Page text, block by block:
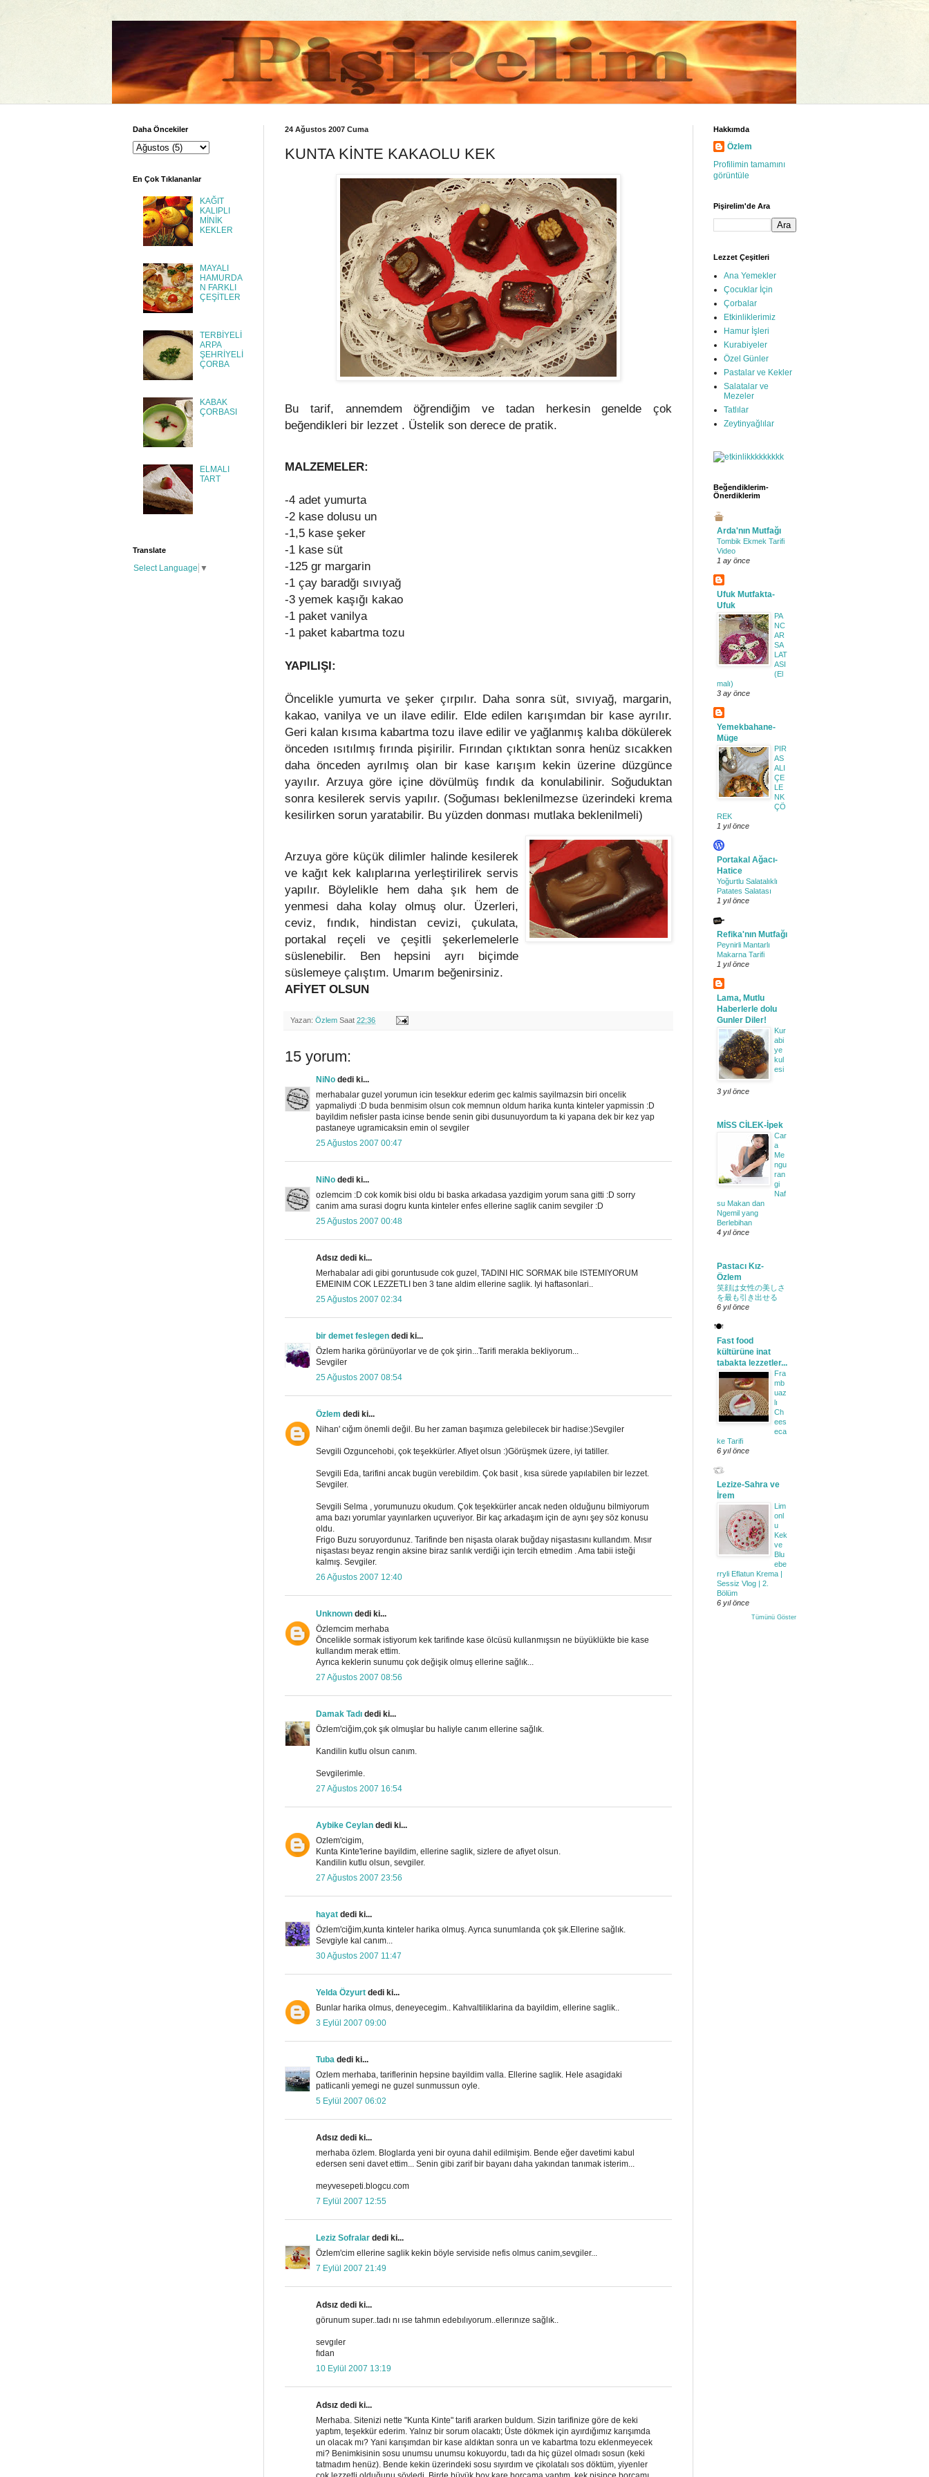
24 Ağustos 2007 Cuma
KUNTA KİNTE KAKAOLU KEK
Bu tarif, annemdem öğrendiğim ve tadan herkesin genelde çok
beğendikleri bir lezzet . Üstelik son derece de pratik.
MALZEMELER:
-4 adet yumurta
-2 kase dolusu un
-1,5 kase şeker
-1 kase süt
-125 gr margarin
-1 çay baradğı sıvıyağ
-3 yemek kaşığı kakao
-1 paket vanilya
-1 paket kabartma tozu
YAPILIŞI:
Öncelikle yumurta ve şeker çırpılır. Daha sonra süt, sıvıyağ, margarin,
kakao, vanilya ve un ilave edilir. Elde edilen karışımdan bir kase ayrılır.
Geri kalan kısıma kabartma tozu ilave edilir ve yağlanmış kalıba dökülerek
önceden ısıtılmış fırında pişirilir. Fırından çıktıktan sonra henüz sıcakken
daha önceden ayrılmış olan bir kase karışım kekin üzerine düzgünce
yayılır. Arzuya göre içine dövülmüş fındık da konulabilinir. Soğuduktan
sonra kesilerek servis yapılır. (Soğuması beklenilmezse üzerindeki krema
kesilirken sorun yaratabilir. Bu yüzden donması mutlaka beklenilmeli)
Arzuya göre küçük dilimler halinde kesilerek
ve kağıt kek kalıplarına yerleştirilirek servis
yapılır. Böylelikle hem daha şık hem de
yenmesi daha kolay olmuş olur. Üzerleri,
ceviz, fındık, hindistan cevizi, çukulata,
portakal reçeli ve çeşitli şekerlemelerle
süslenebilir. Ben hepsini ayrı biçimde
süslemeye çalıştım. Umarım beğenirsiniz.
AFİYET OLSUN
Yazan: Özlem Saat 22:36
15 yorum:
NiNo dedi ki...
merhabalar guzel yorumun icin tesekkur ederim gec kalmis sayilmazsin biri oncelik
yapmaliydi :D buda benmisim olsun cok memnun oldum harika kunta kinteler yapmissin :D
bayildim nefisler pasta icinse bende senin gibi dusunuyordum ta ki yapana dek bir kez yap
pastaneye ugramicaksin emin ol sevgiler
25 Ağustos 2007 00:47
NiNo dedi ki...
ozlemcim :D cok komik bisi oldu bi baska arkadasa yazdigim yorum sana gitti :D sorry
canim ama surasi dogru kunta kinteler enfes ellerine saglik canim sevgiler :D
25 Ağustos 2007 00:48
Adsız dedi ki...
Merhabalar adi gibi goruntusude cok guzel, TADINI HIC SORMAK bile ISTEMIYORUM
EMEINIM COK LEZZETLI ben 3 tane aldim ellerine saglik. Iyi haftasonlari..
25 Ağustos 2007 02:34
bir demet feslegen dedi ki...
Özlem harika görünüyorlar ve de çok şirin...Tarifi merakla bekliyorum...
Sevgiler
25 Ağustos 2007 08:54
Özlem dedi ki...
Nihan' cığım önemli değil. Bu her zaman başımıza gelebilecek bir hadise:)Sevgiler
Sevgili Ozguncehobi, çok teşekkürler. Afiyet olsun :)Görüşmek üzere, iyi tatiller.
Sevgili Eda, tarifini ancak bugün verebildim. Çok basit , kısa sürede yapılabilen bir lezzet.
Sevgiler.
Sevgili Selma , yorumunuzu okudum. Çok teşekkürler ancak neden olduğunu bilmiyorum
ama bazı yorumlar yayınlarken uçuveriyor. Bir kaç arkadaşım için de aynı şey söz konusu
oldu.
Frigo Buzu soruyordunuz. Tarifinde ben nişasta olarak buğday nişastasını kullandım. Mısır
nişastası beyaz rengin aksine biraz sarılık verdiği için tercih etmedim . Ama tabii isteği
kalmış. Sevgiler.
26 Ağustos 2007 12:40
Unknown dedi ki...
Özlemcim merhaba
Öncelikle sormak istiyorum kek tarifinde kase ölcüsü kullanmışsın ne büyüklükte bie kase
kullandım merak ettim.
Ayrıca keklerin sunumu çok değişik olmuş ellerine sağlık...
27 Ağustos 2007 08:56
Damak Tadı dedi ki...
Özlem'ciğim,çok şık olmuşlar bu haliyle canım ellerine sağlık.
Kandilin kutlu olsun canım.
Sevgilerimle.
27 Ağustos 2007 16:54
Aybike Ceylan dedi ki...
Ozlem'cigim,
Kunta Kinte'lerine bayildim, ellerine saglik, sizlere de afiyet olsun.
Kandilin kutlu olsun, sevgiler.
27 Ağustos 2007 23:56
hayat dedi ki...
Özlem'ciğim,kunta kinteler harika olmuş. Ayrıca sunumlarıda çok şık.Ellerine sağlık.
Sevgiyle kal canım...
30 Ağustos 2007 11:47
Yelda Özyurt dedi ki...
Bunlar harika olmus, deneyecegim.. Kahvaltiliklarina da bayildim, ellerine saglik..
3 Eylül 2007 09:00
Tuba dedi ki...
Ozlem merhaba, tariflerinin hepsine bayildim valla. Ellerine saglik. Hele asagidaki
patlicanli yemegi ne guzel sunmussun oyle.
5 Eylül 2007 06:02
Adsız dedi ki...
merhaba özlem. Bloglarda yeni bir oyuna dahil edilmişim. Bende eğer davetimi kabul
edersen seni davet ettim... Senin gibi zarif bir bayanı daha yakından tanımak isterim...
meyvesepeti.blogcu.com
7 Eylül 2007 12:55
Leziz Sofralar dedi ki...
Özlem'cim ellerine saglik kekin böyle serviside nefis olmus canim,sevgiler...
7 Eylül 2007 21:49
Adsız dedi ki...
görunum super..tadı nı ıse tahmın edebılıyorum..ellerınıze sağlık..
sevgıler
fıdan
10 Eylül 2007 13:19
Adsız dedi ki...
Merhaba. Sitenizi nette "Kunta Kinte" tarifi ararken buldum. Sizin tarifinize göre de keki
yaptım, teşekkür ederim. Yalnız bir sorum olacaktı; Üste dökmek için ayırdığımız karışımda
un olacak mı? Yani karışımdan bir kase aldıktan sonra un ve kabartma tozu eklenmeyecek
mi? Benimkisinin sosu unumsu unumsu kokuyordu, tadı da hiç güzel olmadı sosun (keki
tatmadım henüz). Bende kekin üzerindeki sosu sıyırdım ve çikolatalı sos döktüm, yiyenler
Daha Öncekiler
En Çok Tıklananlar
KAĞIT
KALIPLI
MİNİK
KEKLER
MAYALI
HAMURDA
N FARKLI
ÇEŞİTLER
TERBİYELİ
ARPA
ŞEHRİYELİ
ÇORBA
KABAK
ÇORBASI
ELMALI
TART
Translate
Select Language ▼
Hakkımda
Özlem
Profilimin tamamını
görüntüle
Pişirelim'de Ara
Lezzet Çeşitleri
Ana Yemekler
Çocuklar İçin
Çorbalar
Etkinliklerimiz
Hamur İşleri
Kurabiyeler
Özel Günler
Pastalar ve Kekler
Salatalar ve
Mezeler
Tatlılar
Zeytinyağlılar
Beğendiklerim-
Önerdiklerim
Arda'nın Mutfağı
Tombik Ekmek Tarifi
Video
1 ay önce
Ufuk Mutfakta-
Ufuk
PA
NC
AR
SA
LAT
ASI
(El
malı)
3 ay önce
Yemekbahane-
Müge
PIR
AS
ALI
ÇE
LE
NK
ÇÖ
REK
1 yıl önce
Portakal Ağacı-
Hatice
Yoğurtlu Salatalıklı
Patates Salatası
1 yıl önce
Refika'nın Mutfağı
Peynirli Mantarlı
Makarna Tarifi
1 yıl önce
Lama, Mutlu
Haberlerle dolu
Gunler Diler!
Kur
abi
ye
kul
esi
3 yıl önce
MİSS CİLEK-İpek
Car
a
Me
ngu
ran
gi
Naf
su Makan dan
Ngemil yang
Berlebihan
4 yıl önce
Pastacı Kız-
Özlem
笑顔は女性の美しさ
を最も引き出せる
6 yıl önce
Fast food
kültürüne inat
tabakta lezzetler...
Fra
mb
uaz
lı
Ch
ees
eca
ke Tarifi
6 yıl önce
Lezize-Sahra ve
İrem
Lim
onl
u
Kek
ve
Blu
ebe
rryli Eflatun Krema |
Sessiz Vlog | 2.
Bölüm
6 yıl önce
Tümünü Göster